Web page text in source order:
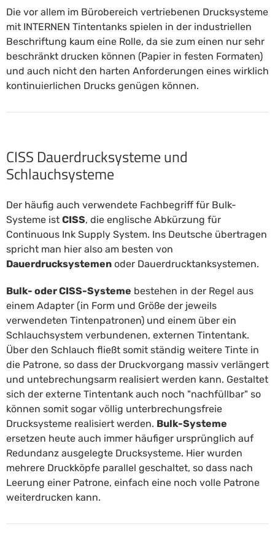
Die vor allem im Bürobereich vertriebenen Drucksysteme
mit INTERNEN Tintentanks spielen in der industriellen
Beschriftung kaum eine Rolle, da sie zum einen nur sehr
beschränkt drucken können (Papier in festen Formaten)
und auch nicht den harten Anforderungen eines wirklich
kontinuierlichen Drucks genügen können.
CISS Dauerdrucksysteme und
Schlauchsysteme
Der häufig auch verwendete Fachbegriff für Bulk-
Systeme ist CISS, die englische Abkürzung für
Continuous Ink Supply System. Ins Deutsche übertragen
spricht man hier also am besten von
Dauerdrucksystemen oder Dauerdrucktanksystemen.
Bulk- oder CISS-Systeme bestehen in der Regel aus
einem Adapter (in Form und Größe der jeweils
verwendeten Tintenpatronen) und einem über ein
Schlauchsystem verbundenen, externen Tintentank.
Über den Schlauch fließt somit ständig weitere Tinte in
die Patrone, so dass der Druckvorgang massiv verlängert
und untebrechungsarm realisiert werden kann. Gestaltet
sich der externe Tintentank auch noch "nachfüllbar" so
können somit sogar völlig unterbrechungsfreie
Drucksysteme realisiert werden. Bulk-Systeme
ersetzen heute auch immer häufiger ursprünglich auf
Redundanz ausgelegte Drucksysteme. Hier wurden
mehrere Druckköpfe parallel geschaltet, so dass nach
Leerung einer Patrone, einfach eine noch volle Patrone
weiterdrucken kann.